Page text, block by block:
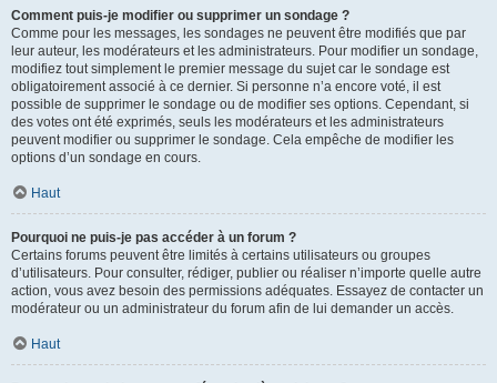
Comment puis-je modifier ou supprimer un sondage ?
Comme pour les messages, les sondages ne peuvent être modifiés que par
leur auteur, les modérateurs et les administrateurs. Pour modifier un sondage,
modifiez tout simplement le premier message du sujet car le sondage est
obligatoirement associé à ce dernier. Si personne n’a encore voté, il est
possible de supprimer le sondage ou de modifier ses options. Cependant, si
des votes ont été exprimés, seuls les modérateurs et les administrateurs
peuvent modifier ou supprimer le sondage. Cela empêche de modifier les
options d’un sondage en cours.
Haut
Pourquoi ne puis-je pas accéder à un forum ?
Certains forums peuvent être limités à certains utilisateurs ou groupes
d’utilisateurs. Pour consulter, rédiger, publier ou réaliser n’importe quelle autre
action, vous avez besoin des permissions adéquates. Essayez de contacter un
modérateur ou un administrateur du forum afin de lui demander un accès.
Haut